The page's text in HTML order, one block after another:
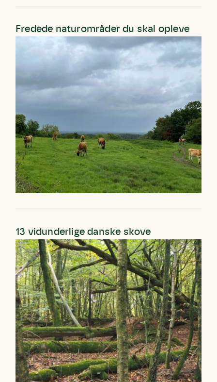
Fredede naturområder du skal opleve
13 vidunderlige danske skove